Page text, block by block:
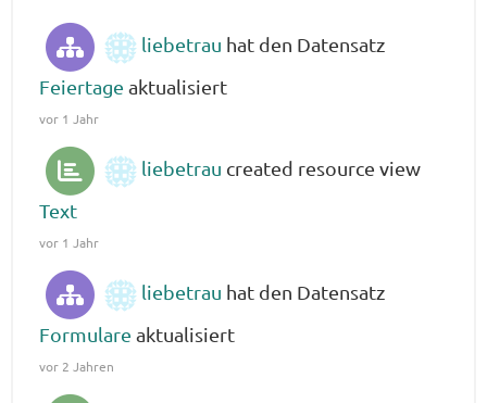
liebetrau hat den Datensatz
Feiertage aktualisiert
vor 1 Jahr
liebetrau created resource view
Text
vor 1 Jahr
liebetrau hat den Datensatz
Formulare aktualisiert
vor 2 Jahren